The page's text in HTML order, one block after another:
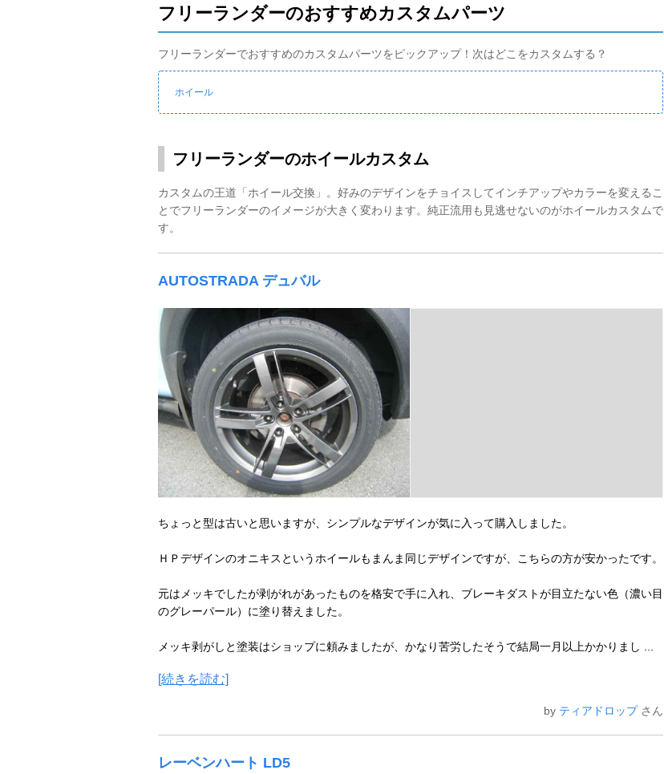
フリーランダーのおすすめカスタムパーツ
フリーランダーでおすすめのカスタムパーツをピックアップ！次はどこをカスタムする？
ホイール
フリーランダーのホイールカスタム
カスタムの王道「ホイール交換」。好みのデザインをチョイスしてインチアップやカラーを変えるこ
とでフリーランダーのイメージが大きく変わります。純正流用も見逃せないのがホイールカスタムで
す。
AUTOSTRADA デュバル
ちょっと型は古いと思いますが、シンプルなデザインが気に入って購入しました。
ＨＰデザインのオニキスというホイールもまんま同じデザインですが、こちらの方が安かったです。
元はメッキでしたが剥がれがあったものを格安で手に入れ、ブレーキダストが目立たない色（濃い目
のグレーパール）に塗り替えました。
メッキ剥がしと塗装はショップに頼みましたが、かなり苦労したそうで結局一月以上かかりまし ...
[続きを読む]
by ティアドロップ さん
レーベンハート LD5